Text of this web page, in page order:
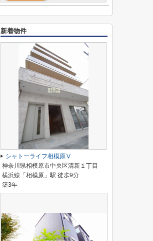
新着物件
シャトーライフ相模原Ⅴ
神奈川県相模原市中央区清新１丁目
横浜線「相模原」駅 徒歩9分
築3年